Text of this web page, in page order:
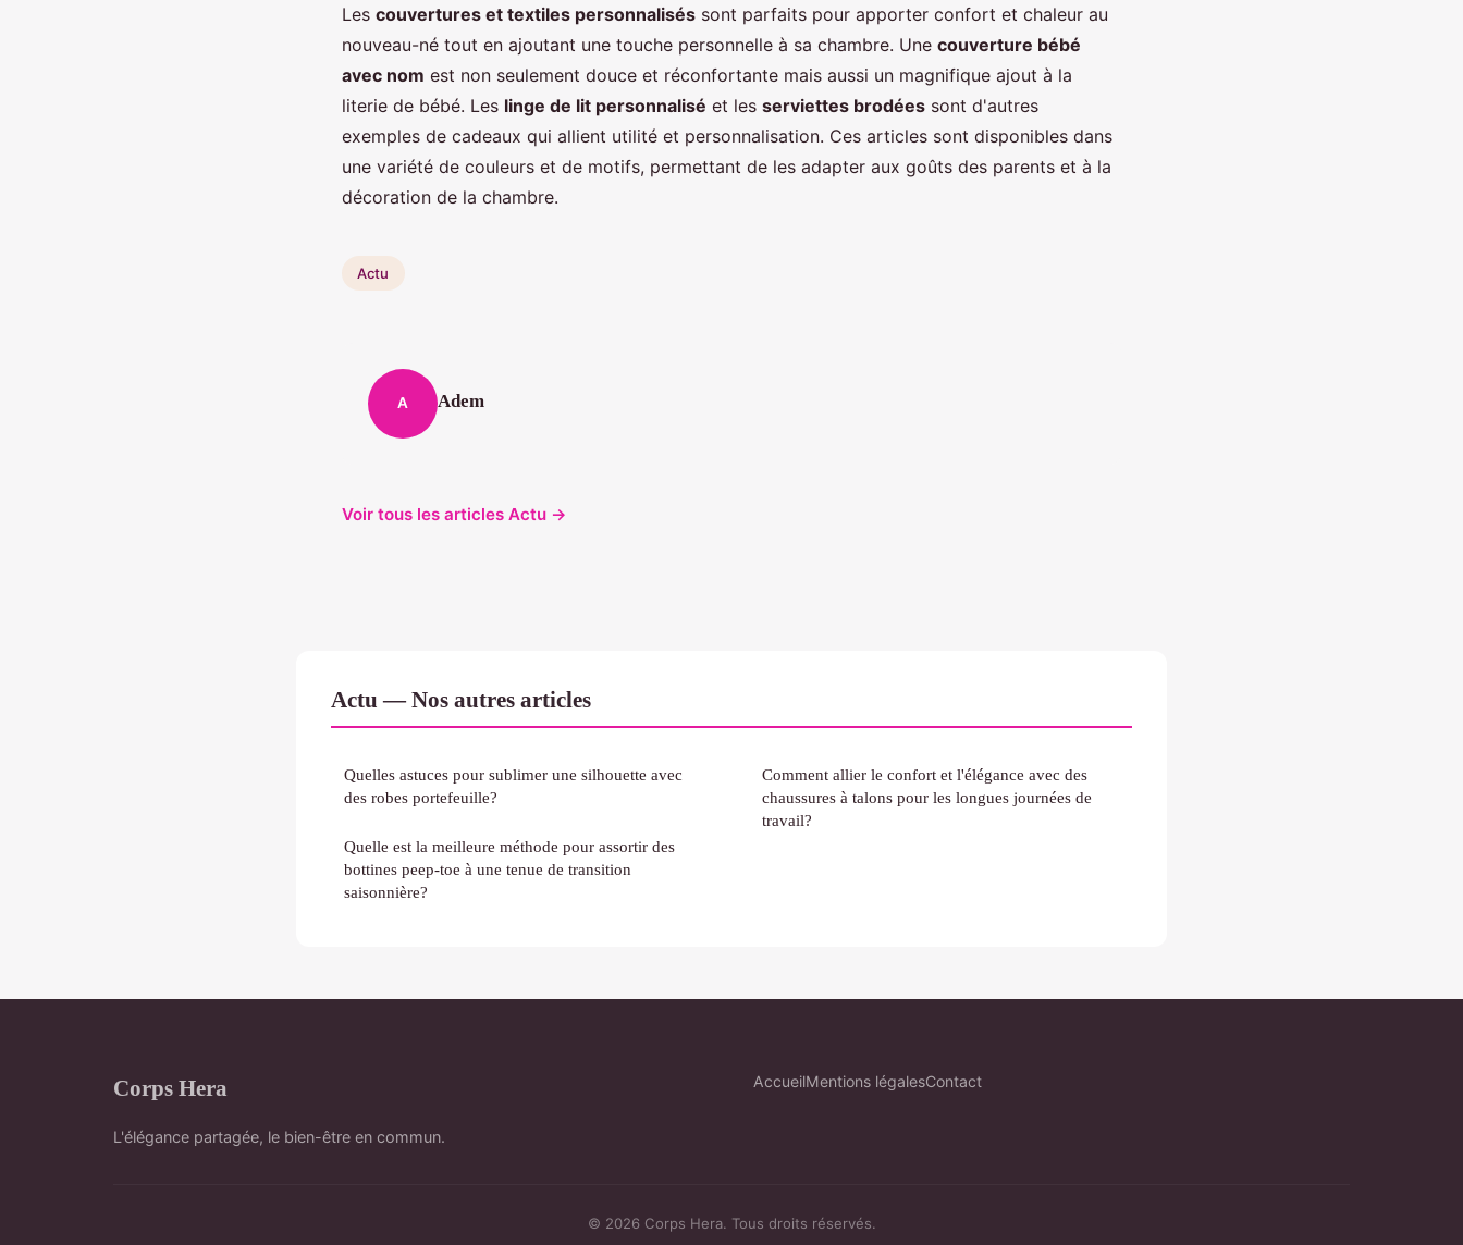
Les couvertures et textiles personnalisés sont parfaits pour apporter confort et chaleur au
nouveau-né tout en ajoutant une touche personnelle à sa chambre. Une couverture bébé
avec nom est non seulement douce et réconfortante mais aussi un magnifique ajout à la
literie de bébé. Les linge de lit personnalisé et les serviettes brodées sont d'autres
exemples de cadeaux qui allient utilité et personnalisation. Ces articles sont disponibles dans
une variété de couleurs et de motifs, permettant de les adapter aux goûts des parents et à la
décoration de la chambre.
Actu
A Adem
Voir tous les articles Actu →
Actu — Nos autres articles
Quelles astuces pour sublimer une silhouette avec
des robes portefeuille?
Quelle est la meilleure méthode pour assortir des
bottines peep-toe à une tenue de transition
saisonnière?
Comment allier le confort et l'élégance avec des
chaussures à talons pour les longues journées de
travail?
Corps Hera
L'élégance partagée, le bien-être en commun.
AccueilMentions légalesContact
© 2026 Corps Hera. Tous droits réservés.